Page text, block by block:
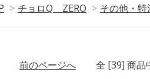
> チョロQ ZERO > その他・特
前のページへ
全 [39] 商品